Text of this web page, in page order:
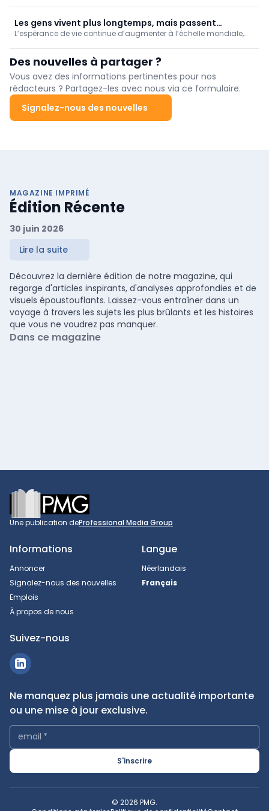
(AVC).
Les gens vivent plus longtemps, mais passent
davantage d'années en mauvaise santé
L’espérance de vie continue d’augmenter à l’échelle mondiale,
chercheurs, les systèmes de santé ne doivent donc pas
seulement viser à prolonger la durée de vie, mais aussi à
allonger la période de vie en bonne santé.
Des nouvelles à partager ?
Vous avez des informations pertinentes pour nos
rédacteurs ? Partagez-les avec nous via ce formulaire.
Signalez-nous des nouvelles
MAGAZINE IMPRIMÉ
Édition Récente
30 juin 2026
Lire la suite
Découvrez la dernière édition de notre magazine, qui
regorge d'articles inspirants, d'analyses approfondies et de
visuels époustouflants. Laissez-vous entraîner dans un
voyage à travers les sujets les plus brûlants et les histoires
que vous ne voudrez pas manquer.
Dans ce magazine
Footer
Une publication deProfessional Media Group
Informations
Annoncer
Signalez-nous des nouvelles
Emplois
À propos de nous
Langue
Néerlandais
Français
Suivez-nous
Ne manquez plus jamais une actualité importante
ou une mise à jour exclusive.
email *
S'inscrire
© 2026 PMG.